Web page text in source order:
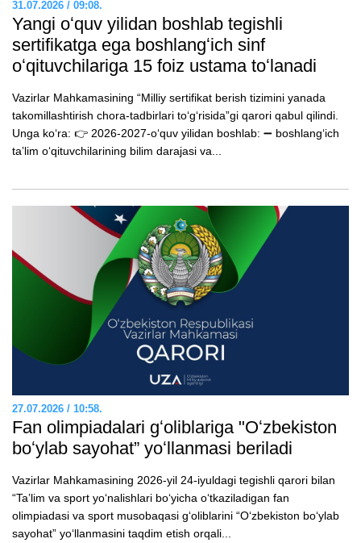
31.07.2026 / 09:08.
Yangi oʻquv yilidan boshlab tegishli
sertifikatga ega boshlangʻich sinf
oʻqituvchilariga 15 foiz ustama toʻlanadi
Vazirlar Mahkamasining “Milliy sertifikat berish tizimini yanada
takomillashtirish chora-tadbirlari toʻgʻrisida”gi qarori qabul qilindi.
Unga koʻra: 👉 2026-2027-oʻquv yilidan boshlab: ➖ boshlangʻich
taʼlim oʻqituvchilarining bilim darajasi va...
27.07.2026 / 10:58.
Fan olimpiadalari gʻoliblariga "Oʻzbekiston
boʻylab sayohat” yoʻllanmasi beriladi
Vazirlar Mahkamasining 2026-yil 24-iyuldagi tegishli qarori bilan
“Taʼlim va sport yoʻnalishlari boʻyicha oʻtkaziladigan fan
olimpiadasi va sport musobaqasi gʻoliblarini “Oʻzbekiston boʻylab
sayohat” yoʻllanmasini taqdim etish orqali...